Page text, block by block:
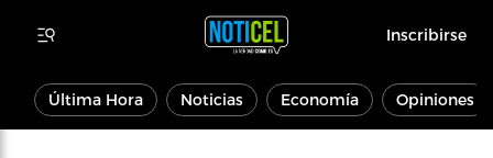
Inscribirse
Última Hora Noticias Economía Opiniones